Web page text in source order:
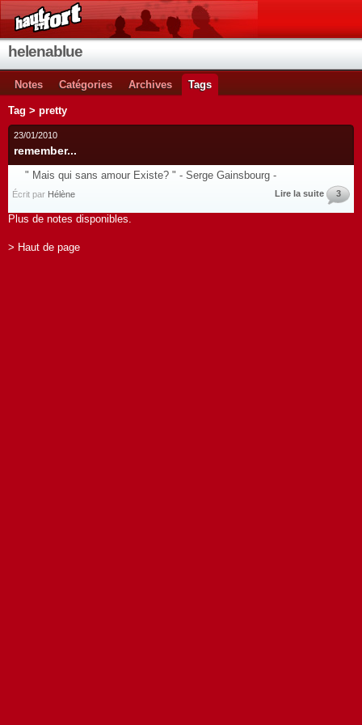
helenablue
Notes Catégories Archives Tags
Tag > pretty
23/01/2010
remember...
" Mais qui sans amour Existe? " - Serge Gainsbourg -
Écrit par Hélène Lire la suite 3
Plus de notes disponibles.
> Haut de page